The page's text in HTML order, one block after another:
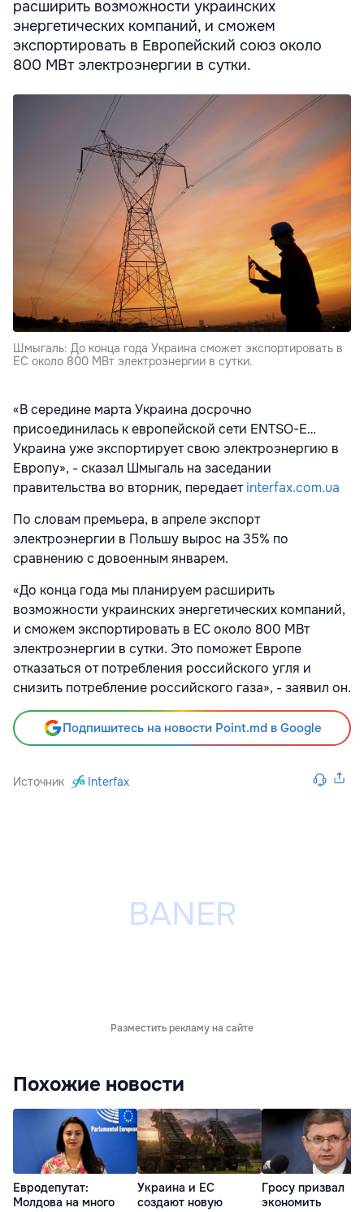
расширить возможности украинских
энергетических компаний, и сможем
экспортировать в Европейский союз около
800 МВт электроэнергии в сутки.
Шмыгаль: До конца года Украина сможет экспортировать в
ЕС около 800 МВт электроэнергии в сутки.
«В середине марта Украина досрочно
присоединилась к европейской сети ENTSO-E…
Украина уже экспортирует свою электроэнергию в
Европу», - сказал Шмыгаль на заседании
правительства во вторник, передаетinterfax.com.ua
По словам премьера, в апреле экспорт
электроэнергии в Польшу вырос на 35% по
сравнению с довоенным январем.
«До конца года мы планируем расширить
возможности украинских энергетических компаний,
и сможем экспортировать в ЕС около 800 МВт
электроэнергии в сутки. Это поможет Европе
отказаться от потребления российского угля и
снизить потребление российского газа», - заявил он.
Подпишитесь на новости Point.md в Google
Источник Interfax
Разместить рекламу на сайте
Похожие новости
Евродепутат:
Молдова на много
Украина и ЕС
создают новую
Гросу призвал
экономить